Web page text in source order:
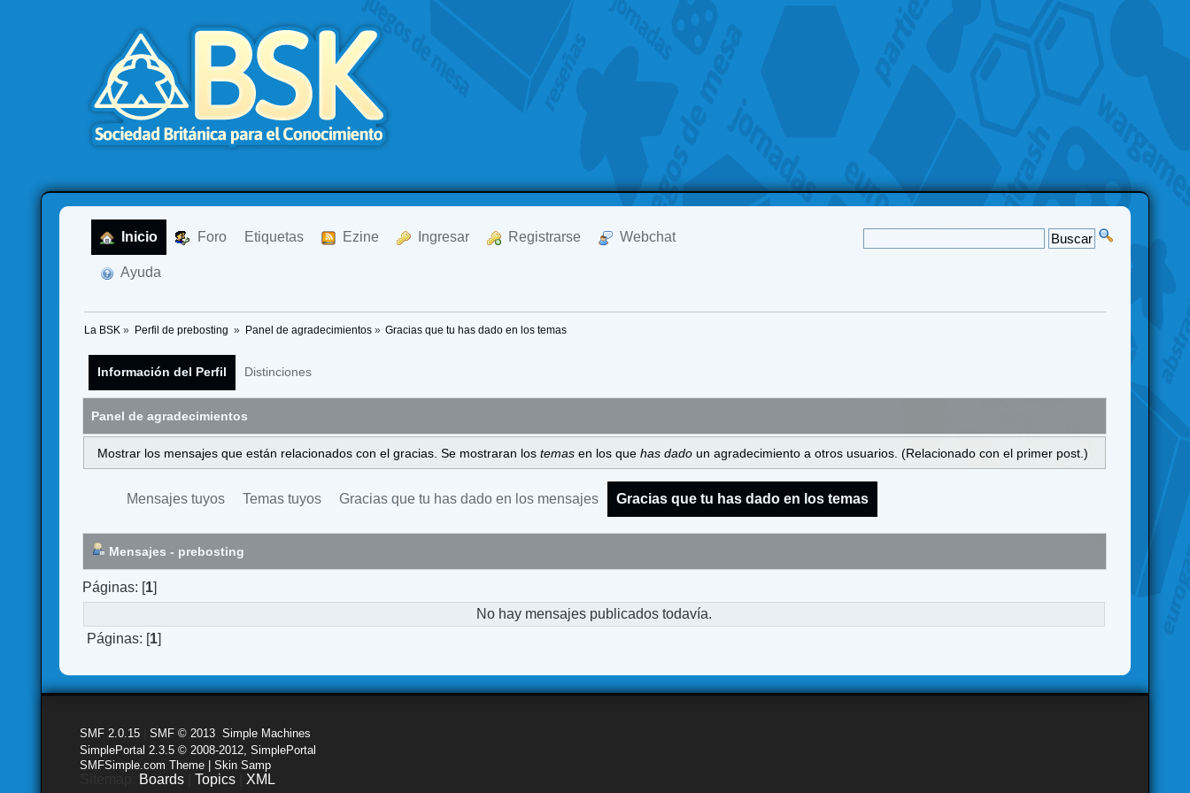
Inicio Foro Etiquetas Ezine Ingresar Registrarse Webchat
Ayuda
La BSK » Perfil de prebosting » Panel de agradecimientos» Gracias que tu has dado en los temas
Información del Perfil Distinciones
Panel de agradecimientos
Mostrar los mensajes que están relacionados con el gracias. Se mostraran los temas en los que has dado un agradecimiento a otros usuarios. (Relacionado con el primer post.)
Mensajes tuyos Temas tuyos Gracias que tu has dado en los mensajes Gracias que tu has dado en los temas
Mensajes - prebosting
Páginas: [1]
No hay mensajes publicados todavía.
Páginas: [1]
SMF 2.0.15 |SMF © 2013 ,Simple Machines
SimplePortal 2.3.5 © 2008-2012, SimplePortal
SMFSimple.com Theme | Skin Samp
Boards |Topics XML